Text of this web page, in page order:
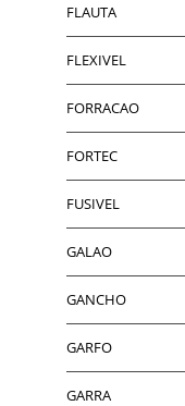
FLAUTA
FLEXIVEL
FORRACAO
FORTEC
FUSIVEL
GALAO
GANCHO
GARFO
GARRA